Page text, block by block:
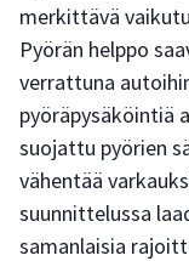
merkittävä
Pyörän helppo
verrattuna
pyöräpysäköintiä
suojattu pyörien
vähentää
suunnittelussa
samanlaisia